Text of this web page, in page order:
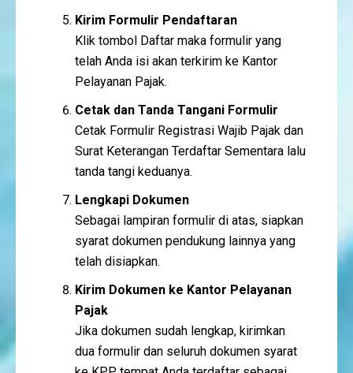
Kirim Formulir Pendaftaran
Klik tombol Daftar maka formulir yang
telah Anda isi akan terkirim ke Kantor
Pelayanan Pajak.
Cetak dan Tanda Tangani Formulir
Cetak Formulir Registrasi Wajib Pajak dan
Surat Keterangan Terdaftar Sementara lalu
tanda tangi keduanya.
Lengkapi Dokumen
Sebagai lampiran formulir di atas, siapkan
syarat dokumen pendukung lainnya yang
telah disiapkan.
Kirim Dokumen ke Kantor Pelayanan
Pajak
Jika dokumen sudah lengkap, kirimkan
dua formulir dan seluruh dokumen syarat